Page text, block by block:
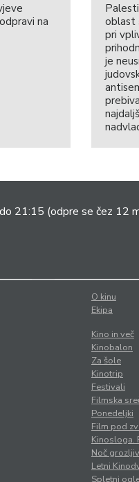
na
oblast
pri
je
21:15 (odpre se čez 12
O kinu
Ekipa
Kino in več
Kinobalon
Za šole
Kinotrip
Festivali
Filmska
Ponedeljki
Film pod
Kinosloga.
Noč
Letni
Spletni